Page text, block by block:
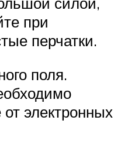
при
перчатки.
поля.
электронных